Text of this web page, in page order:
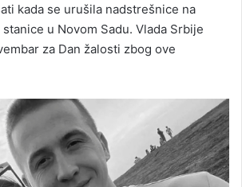
kada se urušila nadstrešnice na
u Novom Sadu. Vlada Srbije
za Dan žalosti zbog ove